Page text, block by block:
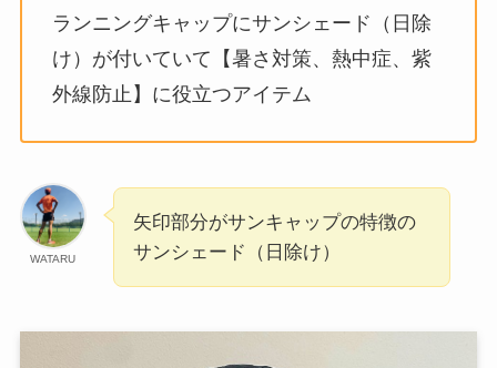
ランニングキャップにサンシェード（日除
け）が付いていて【暑さ対策、熱中症、紫
外線防止】に役立つアイテム
WATARU
矢印部分がサンキャップの特徴の
サンシェード（日除け）